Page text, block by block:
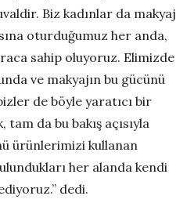
Biz kadınlar da makyaj
oturduğumuz her anda,
sahip oluyoruz. Elimizde
ve makyajın bu gücünü
de böyle yaratıcı bir
da bu bakış açısıyla
ürünlerimizi kullanan
her alanda kendi
dedi.